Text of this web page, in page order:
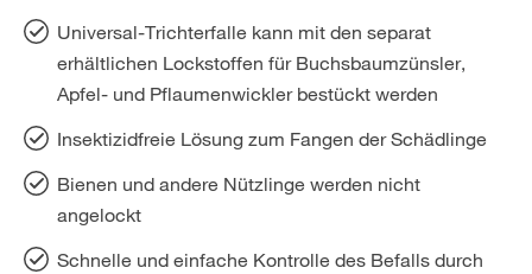
Universal-Trichterfalle kann mit den separat
erhältlichen Lockstoffen für Buchsbaumzünsler,
Apfel- und Pflaumenwickler bestückt werden
Insektizidfreie Lösung zum Fangen der Schädlinge
Bienen und andere Nützlinge werden nicht
angelockt
Schnelle und einfache Kontrolle des Befalls durch